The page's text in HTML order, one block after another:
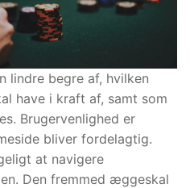
lindre begre af, hvilken
have i kraft af, samt som
Brugervenlighed er
bliver fordelagtig.
at navigere
Den fremmed æggeskal